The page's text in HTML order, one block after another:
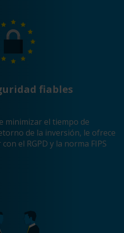
fiables
minimizar el tiempo de
de la inversión, le ofrece
el RGPD y la norma FIPS